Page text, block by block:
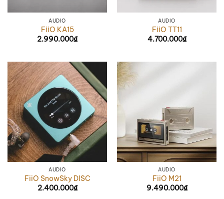
AUDIO
FiiO KA15
2.990.000₫
AUDIO
FiiO TT11
4.700.000₫
AUDIO
FiiO SnowSky DISC
2.400.000₫
AUDIO
FiiO M21
9.490.000₫